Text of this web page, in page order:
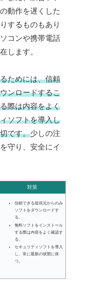
動作を遅くした
するものもあり
コンや携帯電話
します。
ためには、信頼
ンロードするこ
際は内容をよく
ソフトを導入し
です。少しの注
守り、安全にイ
対策
信頼できる提供元からのみ
ソフトをダウンロードす
る。
無料ソフトをインストール
する際は内容をよく確認す
る。
セキュリティソフトを導入
し、常に最新の状態に保
つ。